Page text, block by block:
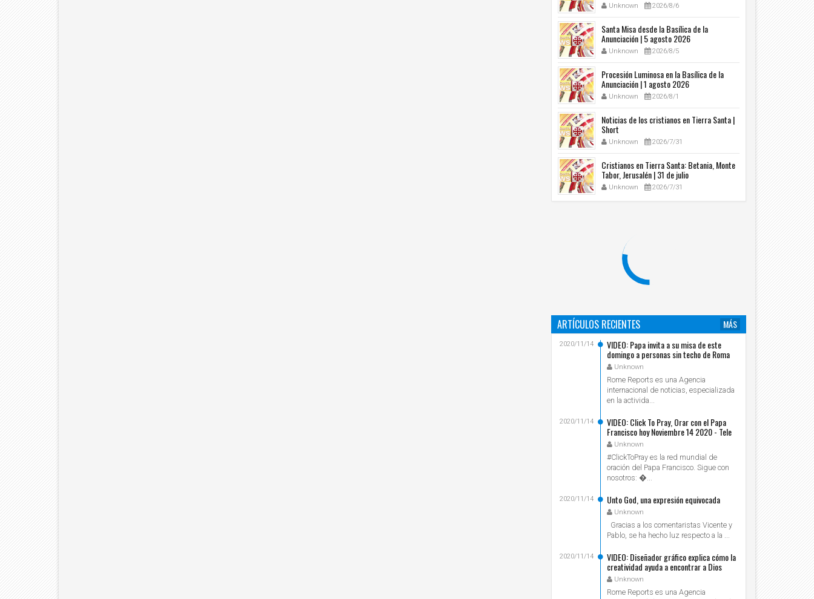
Unknown 2026/8/6
Santa Misa desde la Basílica de la
Anunciación | 5 agosto 2026
Unknown 2026/8/5
Procesión Luminosa en la Basílica de la
Anunciación | 1 agosto 2026
Unknown 2026/8/1
Noticias de los cristianos en Tierra Santa |
Short
Unknown 2026/7/31
Cristianos en Tierra Santa: Betania, Monte
Tabor, Jerusalén | 31 de julio
Unknown 2026/7/31
ARTÍCULOS RECIENTES
MÁS
VIDEO: Papa invita a su misa de este
domingo a personas sin techo de Roma
Unknown
2020/11/14
Rome Reports es una Agencia
internacional de noticias, especializada
en la activida...
VIDEO: Click To Pray, Orar con el Papa
Francisco hoy Noviembre 14 2020 - Tele
VIDUnknown
2020/11/14
#ClickToPray es la red mundial de
oración del Papa Francisco. Sigue con
nosotros: ...
Unto God, una expresión equivocada
Unknown
2020/11/14
Gracias a los comentaristas Vicente y
Pablo, se ha hecho luz respecto a la ...
VIDEO: Diseñador gráfico explica cómo la
creatividad ayuda a encontrar a Dios
Unknown
2020/11/14
Rome Reports es una Agencia